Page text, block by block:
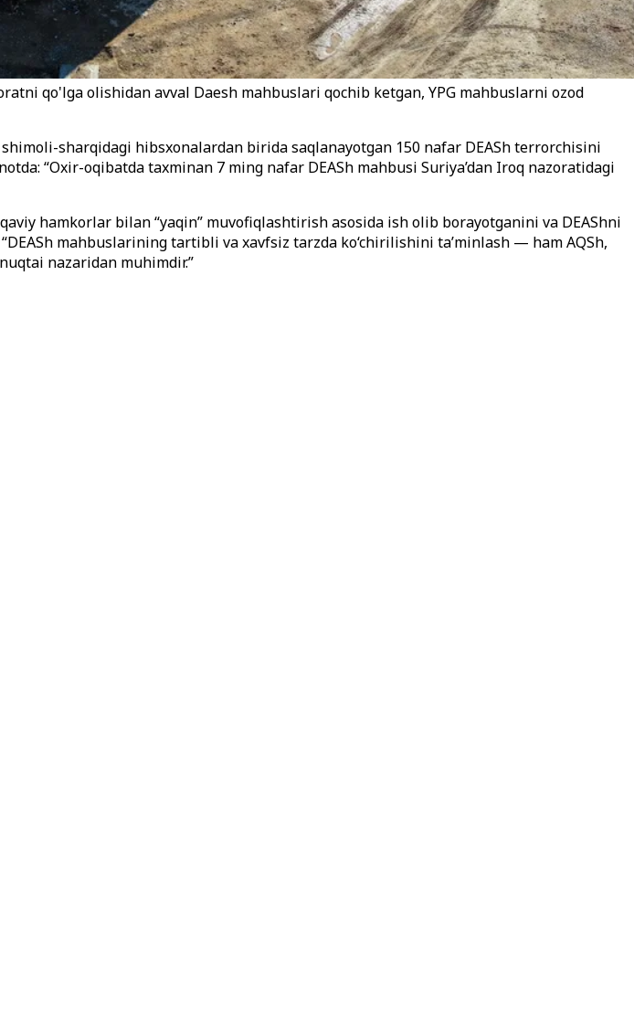
qo'lga olishidan avval Daesh mahbuslari qochib ketgan, YPG mahbuslarni ozod
sharqidagi hibsxonalardan birida saqlanayotgan 150 nafar DEASh terrorchisini
“Oxir-oqibatda taxminan 7 ming nafar DEASh mahbusi Suriya’dan Iroq nazoratidagi
hamkorlar bilan “yaqin” muvofiqlashtirish asosida ish olib borayotganini va DEAShni
mahbuslarining tartibli va xavfsiz tarzda ko‘chirilishini ta’minlash — ham AQSh,
nazaridan muhimdir.”